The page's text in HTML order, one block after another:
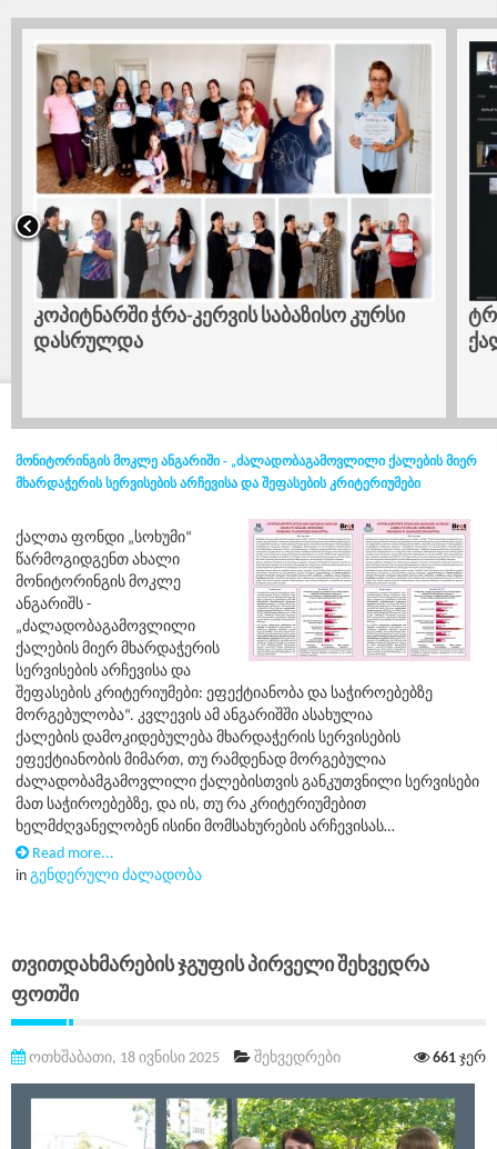
კოპიტნარში ჭრა-კერვის საბაზისო კურსი
დასრულდა
მონიტორინგის მოკლე ანგარიში - „ძალადობაგამოვლილი ქალების მიერ
მხარდაჭერის სერვისების არჩევისა და შეფასების კრიტერიუმები
ქალთა ფონდი „სოხუმი“
წარმოგიდგენთ ახალი
მონიტორინგის მოკლე
ანგარიშს -
„ძალადობაგამოვლილი
ქალების მიერ მხარდაჭერის
სერვისების არჩევისა და
შეფასების კრიტერიუმები: ეფექტიანობა და საჭიროებებზე
მორგებულობა“. კვლევის ამ ანგარიშში ასახულია
ქალების დამოკიდებულება მხარდაჭერის სერვისების
ეფექტიანობის მიმართ, თუ რამდენად მორგებულია
ძალადობამგამოვლილი ქალებისთვის განკუთვნილი სერვისები
მათ საჭიროებებზე, და ის, თუ რა კრიტერიუმებით
ხელმძღვანელობენ ისინი მომსახურების არჩევისას…
Read more...
in გენდერული ძალადობა
Თვითდახმარების Ჯგუფის Პირველი Შეხვედრა
Ფოთში
ოთხშაბათი, 18 ივნისი 2025 შეხვედრები 661 ჯერ